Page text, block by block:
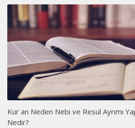
Kur an Neden Nebi ve Resul Ayrımı
Nedir?